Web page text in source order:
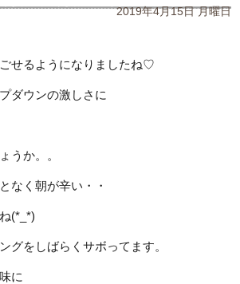
2019年4月15日 月曜日
せるようになりましたね♡
ダウンの激しさに
うか。。
なく朝が辛い・・
(*_*)
グをしばらくサボってます。
に